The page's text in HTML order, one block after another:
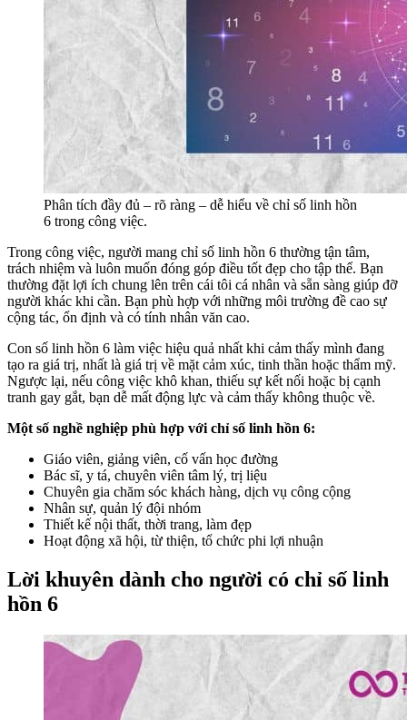
Phân tích đầy đủ – rõ ràng – dễ hiểu về chỉ số linh hồn
6 trong công việc.
Trong công việc, người mang chỉ số linh hồn 6 thường tận tâm,
trách nhiệm và luôn muốn đóng góp điều tốt đẹp cho tập thể. Bạn
thường đặt lợi ích chung lên trên cái tôi cá nhân và sẵn sàng giúp đỡ
người khác khi cần. Bạn phù hợp với những môi trường đề cao sự
cộng tác, ổn định và có tính nhân văn cao.
Con số linh hồn 6 làm việc hiệu quả nhất khi cảm thấy mình đang
tạo ra giá trị, nhất là giá trị về mặt cảm xúc, tinh thần hoặc thẩm mỹ.
Ngược lại, nếu công việc khô khan, thiếu sự kết nối hoặc bị cạnh
tranh gay gắt, bạn dễ mất động lực và cảm thấy không thuộc về.
Một số nghề nghiệp phù hợp với chỉ số linh hồn 6:
Giáo viên, giảng viên, cố vấn học đường
Bác sĩ, y tá, chuyên viên tâm lý, trị liệu
Chuyên gia chăm sóc khách hàng, dịch vụ công cộng
Nhân sự, quản lý đội nhóm
Thiết kế nội thất, thời trang, làm đẹp
Hoạt động xã hội, từ thiện, tổ chức phi lợi nhuận
Lời khuyên dành cho người có chỉ số linh
hồn 6